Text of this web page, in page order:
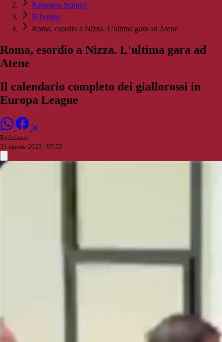
Rassegna Stampa
Il Tempo
Roma, esordio a Nizza. L'ultima gara ad Atene
Roma, esordio a Nizza. L'ultima gara ad
Atene
Il calendario completo dei giallorossi in
Europa League
Redazione
31 agosto 2025 - 07:55